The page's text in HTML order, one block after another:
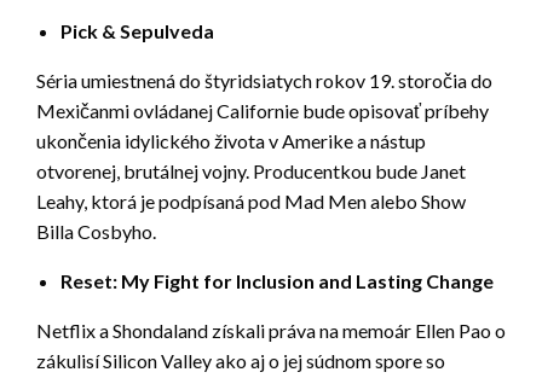
Pick & Sepulveda
Séria umiestnená do štyridsiatych rokov 19. storočia do
Mexičanmi ovládanej Californie bude opisovať príbehy
ukončenia idylického života v Amerike a nástup
otvorenej, brutálnej vojny. Producentkou bude Janet
Leahy, ktorá je podpísaná pod Mad Men alebo Show
Billa Cosbyho.
Reset: My Fight for Inclusion and Lasting Change
Netflix a Shondaland získali práva na memoár Ellen Pao o
zákulisí Silicon Valley ako aj o jej súdnom spore so